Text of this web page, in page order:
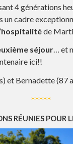
4 générations
un cadre
hospitalitéde
séjour… et
ici!!
et Bernadette (87
*****
RÉUNIES POUR